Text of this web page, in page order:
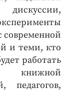
дискуссии,
современной
и теми, кто
работать
книжной
педагогов,